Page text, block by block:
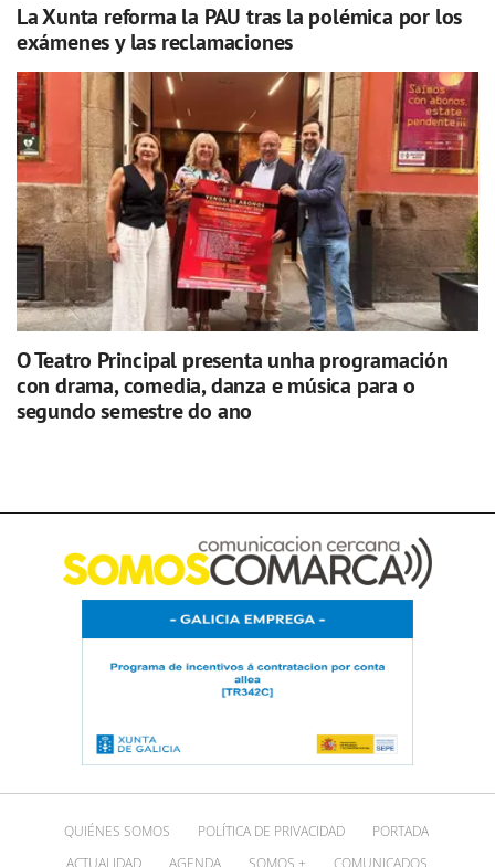
La Xunta reforma la PAU tras la polémica por los
exámenes y las reclamaciones
O Teatro Principal presenta unha programación
con drama, comedia, danza e música para o
segundo semestre do ano
QUIÉNES SOMOS POLÍTICA DE PRIVACIDAD
PORTADA
ACTUALIDAD
AGENDA SOMOS + COMUNICADOS